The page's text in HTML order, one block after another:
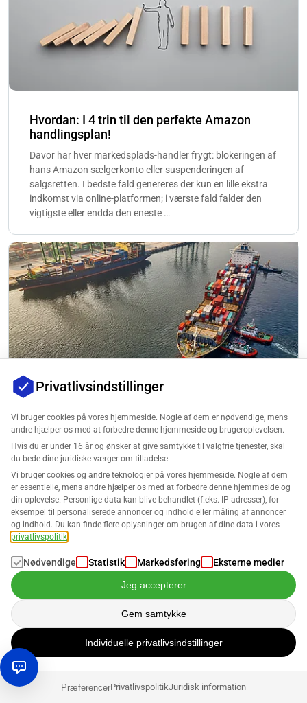
Hvordan: I 4 trin til den perfekte Amazon
handlingsplan!
Davor har hver markedsplads-handler frygt: blokeringen af
hans Amazon sælgerkonto eller suspenderingen af
salgsretten. I bedste fald genereres der kun en lille ekstra
indkomst via online-platformen; i værste fald falder den
vigtigste eller endda den eneste …
Amazon: Hvordan man får succes med
internationale salg
Der er faktisk ingen grund til, at Amazon-handlere ikke
skulle sælge deres produkter internationalt. Bortset fra
måske: bureaukratiet. Det forsøger e-handelsgiganten dog
at afhjælpe ved at gøre det så nemt som muligt for
virksomhederne på sin platform at hå…
Billedkreditter i rækkefølge af billederne: © artinspiring – stock.adobe.com
/ © bakhtiarzein – stock.adobe.com
Privatlivsindstillinger
Vi bruger cookies på vores hjemmeside. Nogle af dem er nødvendige, mens
andre hjælper os med at forbedre denne hjemmeside og brugeroplevelsen.
Hvis du er under 16 år og ønsker at give samtykke til valgfrie tjenester, skal
du bede dine juridiske værger om tilladelse.
Vi bruger cookies og andre teknologier på vores hjemmeside. Nogle af dem
er essentielle, mens andre hjælper os med at forbedre denne hjemmeside og
din oplevelse. Personlige data kan blive behandlet (f.eks. IP-adresser), for
eksempel til personaliserede annoncer og indhold eller måling af annoncer
og indhold. Du kan finde flere oplysninger om brugen af dine data i vores
privatlivspolitik
Nødvendige Statistik Markedsføring Eksterne medier
Jeg accepterer
Gem samtykke
Individuelle privatlivsindstillinger
PræferencerPrivatlivspolitikJuridisk information